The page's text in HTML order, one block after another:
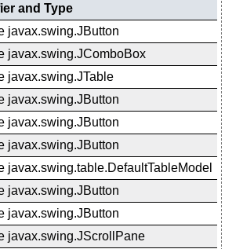
and Type
javax.swing.JButton
javax.swing.JComboBox
javax.swing.JTable
javax.swing.JButton
javax.swing.JButton
javax.swing.JButton
javax.swing.table.DefaultTableModel
javax.swing.JButton
javax.swing.JButton
javax.swing.JScrollPane